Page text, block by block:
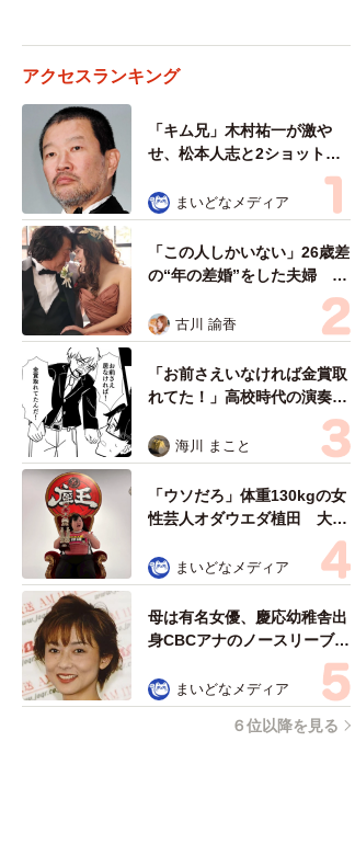
アクセスランキング
「キム兄」木村祐一が激や
せ、松本人志と2ショット
「一瞬、分からなかったわ」
「テキヤの兄さん」
まいどなメディア
「この人しかいない」26歳差
の“年の差婚”をした夫婦 出
会いは？反対する声はなかっ
た？ 今の思いを聞いた
古川 諭香
「お前さえいなければ金賞取
れてた！」高校時代の演奏会
がトラウマ……責められた学
生は楽器修理職人に 10年後
再会した因縁の相手から思わ
ぬ申し出【漫画】
海川 まこと
「ウソだろ」体重130kgの女
性芸人オダウエダ植田 大学
で」 まいどなメディア
母は有名女優、慶応幼稚舎出
身CBCアナのノースリーブ姿
「育ちの良さが表情に表れて
る」「天使の笑顔」
まいどなメディア
６位以降を見る